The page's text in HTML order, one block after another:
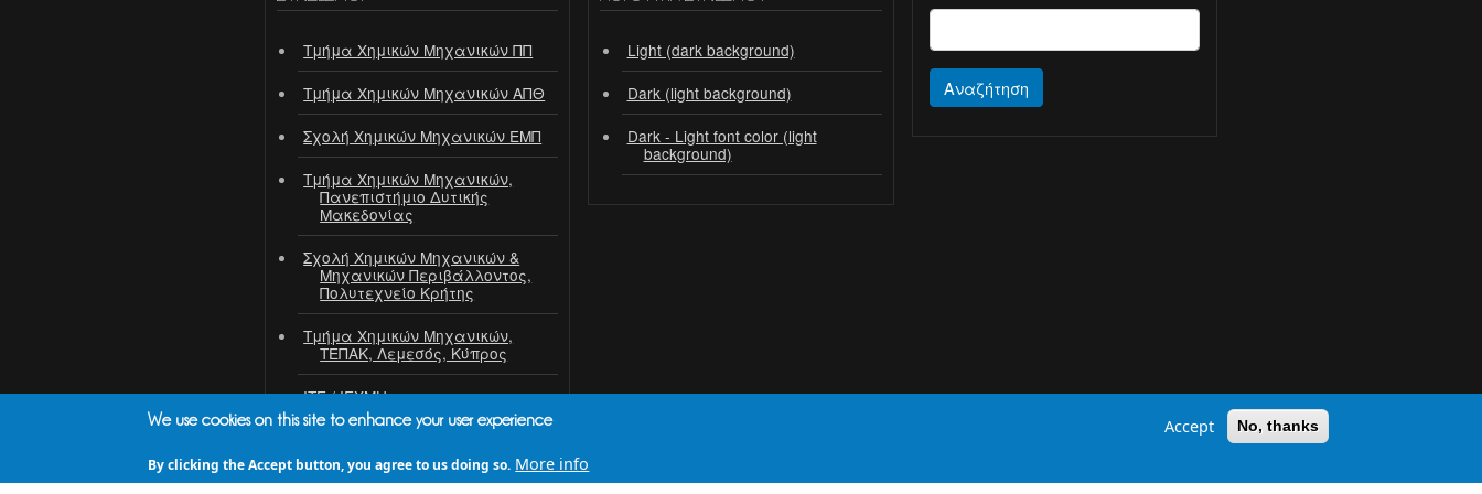
Τμήμα Χημικών Μηχανικών ΠΠ
Τμήμα Χημικών Μηχανικών ΑΠΘ
Σχολή Χημικών Μηχανικών ΕΜΠ
Τμήμα Χημικών Μηχανικών,
Πανεπιστήμιο Δυτικής
Μακεδονίας
Σχολή Χημικών Μηχανικών &
Μηχανικών Περιβάλλοντος,
Πολυτεχνείο Κρήτης
Τμήμα Χημικών Μηχανικών,
ΤΕΠΑΚ, Λεμεσός, Κύπρος
ΙΤΕ / ΙΕΧΜΗ
ΠΣΧΜ
Light (dark background)
Dark (light background)
Dark - Light font color (light
background)
Αναζήτηση
We use cookies on this site to enhance your user experience
By clicking the Accept button, you agree to us doing so. More info
Accept No, thanks